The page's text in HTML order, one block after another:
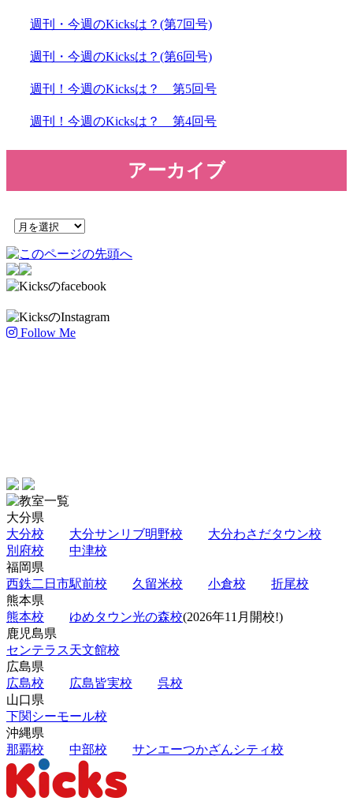
週刊・今週のKicksは？(第7回号)
週刊・今週のKicksは？(第6回号)
週刊！今週のKicksは？ 第5回号
週刊！今週のKicksは？ 第4回号
アーカイブ
Follow Me
大分県
大分校
大分サンリブ明野校
大分わさだタウン校
別府校
中津校
福岡県
西鉄二日市駅前校
久留米校 小倉校
折尾校
熊本県
熊本校
ゆめタウン光の森校(2026年11月開校!)
鹿児島県
センテラス天文館校
広島県
広島校
広島皆実校
呉校
山口県
下関シーモール校
沖縄県
那覇校
中部校 サンエーつかざんシティ校